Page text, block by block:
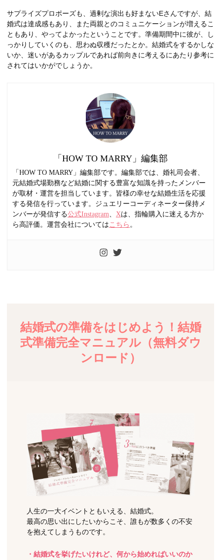
サプライズプロポーズも、過剰な演出も好まないEさんですが、結
婚式は達成感もあり、また両親とのコミュニケーションが増えるこ
ともあり、やってよかったということです。準備期間中に彼が、し
っかりしていくのも、思わぬ収穫だったとか。結婚式をするかしな
いか、迷いがあるカップルであれば前向きに考えるにあたり参考に
されてはいかがでしょうか。
「HOW TO MARRY」編集部
「HOW TO MARRY」編集部です。編集部では、婚礼司会者、
元結婚式場勤務など結婚に関する豊富な知識を持ったメンバー
が取材・運営を担当しています。皆様の幸せな結婚生活を応援
する発信を行っています。ジュエリーコーディネーター保持メ
ンバーが発信する公式Instagram Xは、指輪購入に迷える方か
ら高評価。運営会社については こちら 。
結婚式の準備をはじめよう！結婚
式準備完全マニュアル（無料ダウ
ンロード）
人生の一大イベントともいえる、結婚式。
最高の思い出にしたいからこそ、誰もが数多くの不安
を抱えてしまうものです。
・結婚式を挙げたいけれど、何から始めればいいのか